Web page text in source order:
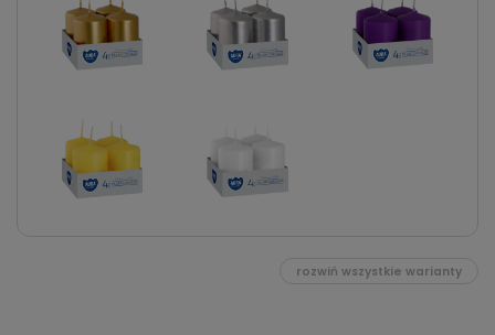
rozwiń wszystkie warianty